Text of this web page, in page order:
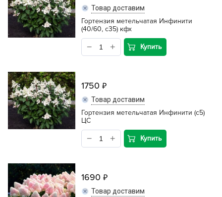
Товар доставим
Гортензия метельчатая Инфинити
(40/60, с35) кфх
Купить
1750
Товар доставим
Гортензия метельчатая Инфинити (с5)
ЦС
Купить
1690
Товар доставим